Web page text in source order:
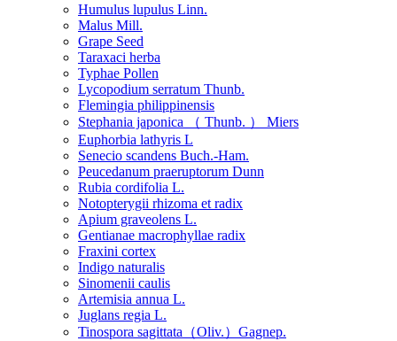
Humulus lupulus Linn.
Malus Mill.
Grape Seed
Taraxaci herba
Typhae Pollen
Lycopodium serratum Thunb.
Flemingia philippinensis
Stephania japonica （ Thunb. ） Miers
Euphorbia lathyris L
Senecio scandens Buch.-Ham.
Peucedanum praeruptorum Dunn
Rubia cordifolia L.
Notopterygii rhizoma et radix
Apium graveolens L.
Gentianae macrophyllae radix
Fraxini cortex
Indigo naturalis
Sinomenii caulis
Artemisia annua L.
Juglans regia L.
Tinospora sagittata（Oliv.）Gagnep.